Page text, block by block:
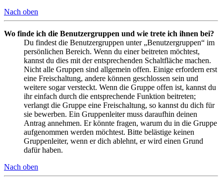
Nach oben
Wo finde ich die Benutzergruppen und wie trete ich ihnen bei?
Du findest die Benutzergruppen unter „Benutzergruppen“ im
persönlichen Bereich. Wenn du einer beitreten möchtest,
kannst du dies mit der entsprechenden Schaltfläche machen.
Nicht alle Gruppen sind allgemein offen. Einige erfordern erst
eine Freischaltung, andere können geschlossen sein und
weitere sogar versteckt. Wenn die Gruppe offen ist, kannst du
ihr einfach durch die entsprechende Funktion beitreten;
verlangt die Gruppe eine Freischaltung, so kannst du dich für
sie bewerben. Ein Gruppenleiter muss daraufhin deinen
Antrag annehmen. Er könnte fragen, warum du in die Gruppe
aufgenommen werden möchtest. Bitte belästige keinen
Gruppenleiter, wenn er dich ablehnt, er wird einen Grund
dafür haben.
Nach oben